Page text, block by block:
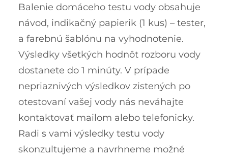
Balenie domáceho testu vody obsahuje
návod, indikačný papierik (1 kus) – tester,
a farebnú šablónu na vyhodnotenie.
Výsledky všetkých hodnôt rozboru vody
dostanete do 1 minúty. V prípade
nepriaznivých výsledkov zistených po
otestovaní vašej vody nás neváhajte
kontaktovať mailom alebo telefonicky.
Radi s vami výsledky testu vody
skonzultujeme a navrhneme možné